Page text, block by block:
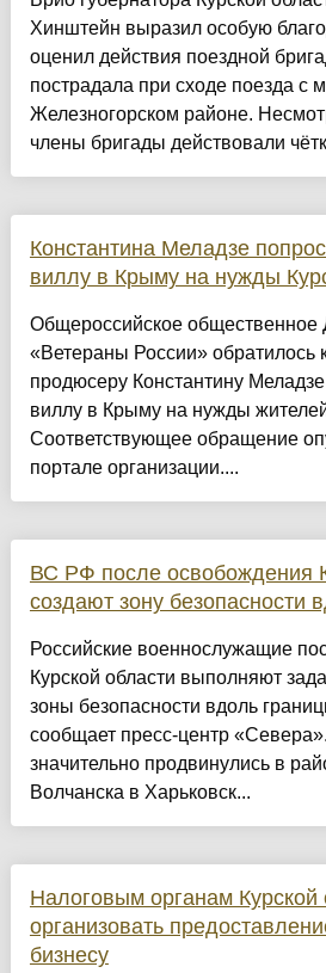
Хинштейн выразил особую
оценил действия поездной
пострадала при сходе поезда с
Железногорском районе.
члены бригады действовали
Константина Меладзе
виллу в Крыму на нужды
Общероссийское общественное
«Ветераны России» обратилось
продюсеру Константину
виллу в Крыму на нужды
Соответствующее обращение
портале организации....
ВС РФ после освобождения
создают зону безопасности
Российские военнослужащие
Курской области выполняют
зоны безопасности вдоль
сообщает пресс-центр
значительно продвинулись в
Волчанска в Харьковск...
Налоговым органам Курской
организовать
бизнесу